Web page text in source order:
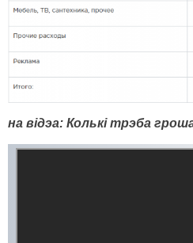
на відэа: Колькі трэба